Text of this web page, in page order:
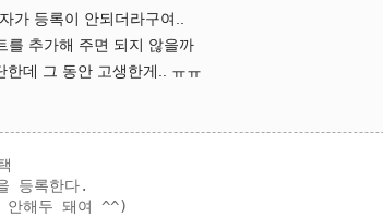
가 등록이 안되더라구여..
를 추가해 주면 되지 않을까
데 그 동안 고생한게.. ㅠㅠ
등록한다.
안해두 돼여 ^^)